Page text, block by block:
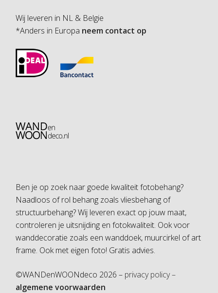
Wij leveren in NL & Belgie
*Anders in Europa neem contact op
Ben je op zoek naar goede kwaliteit fotobehang?
Naadloos of rol behang zoals vliesbehang of
structuurbehang? Wij leveren exact op jouw maat,
controleren je uitsnijding en fotokwaliteit. Ook voor
wanddecoratie zoals een wanddoek, muurcirkel of art
frame. Ook met eigen foto! Gratis advies.
©WANDenWOONdeco 2026 – privacy policy –
algemene voorwaarden